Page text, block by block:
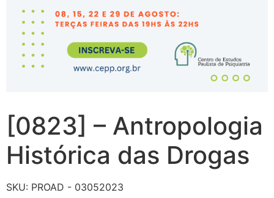
[0823] – Antropologia
Histórica das Drogas
SKU: PROAD - 03052023